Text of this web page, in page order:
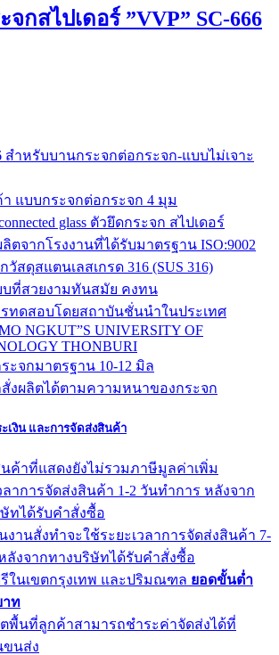
จกสไปเดอร์ ”VVP” SC-666
สำหรับบานกระจกต่อกระจก-แบบไม่เจาะ
แบบกระจกต่อกระจก 4 มุม
glass ตัวยึดกระจก สไปเดอร์
ตจากโรงงานที่ได้รับมาตรฐาน ISO:9002
วัสดุสแตนเลสเกรด 316 (SUS 316)
ที่สวยงามทันสมัย คงทน
ทดสอบโดยสถาบันชั่นนำในประเทศ
NGKUT”S UNIVERSITY OF
THONBURI
ะจกมาตรฐาน 10-12 มิล
งผลิตได้ตามความหนาของกระจก
เงิน และการจัดส่งสินค้า
ค้าที่แสดงยังไม่รวมภาษีมูลค่าเพิ่ม
ลาการจัดส่งสินค้า 1-2 วันทำการ หลังจาก
ทได้รับคำสั่งซื้อ
งานสั่งทำจะใช้ระยะเวลาการจัดส่งสินค้า 7-
ลังจากทางบริษัทได้รับคำสั่งซื้อ
ในเขตกรุงเทพ และปริมณฑล ยอดขั้นต่ำ
าท
พื้นที่ลูกค้าสามารถชำระค่าจัดส่งได้ที่
ขนส่ง